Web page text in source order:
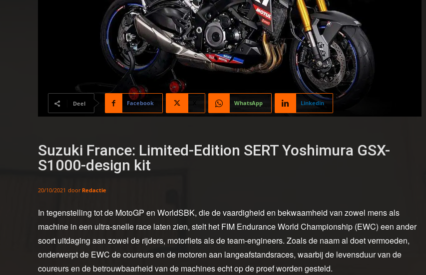
Deel Facebook WhatsApp Linkedin
Suzuki France: Limited-Edition SERT Yoshimura GSX-
S1000-design kit
20/10/2021 door Redactie
In tegenstelling tot de MotoGP en WorldSBK, die de vaardigheid en bekwaamheid van zowel mens als
machine in een ultra-snelle race laten zien, stelt het FIM Endurance World Championship (EWC) een ander
soort uitdaging aan zowel de rijders, motorfiets als de team-engineers. Zoals de naam al doet vermoeden,
onderwerpt de EWC de coureurs en de motoren aan langeafstandsraces, waarbij de levensduur van de
coureurs en de betrouwbaarheid van de machines echt op de proef worden gesteld.